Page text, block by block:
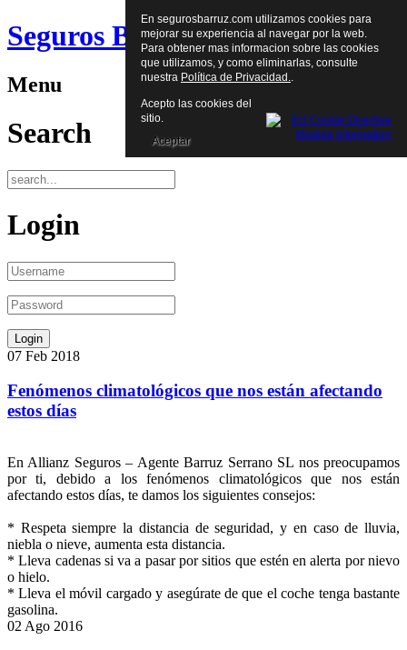
Seguros Barruz
Menu
Search
Login
07 Feb 2018
Fenómenos climatológicos que nos están afectando
estos días
En Allianz Seguros – Agente Barruz Serrano SL nos preocupamos
por ti, debido a los fenómenos climatológicos que nos están
afectando estos días, te damos los siguientes consejos:
* Respeta siempre la distancia de seguridad, y en caso de lluvia,
niebla o nieve, aumenta esta distancia.
* Lleva cadenas si va a pasar por sitios que estén en alerta por nievo
o hielo.
* Lleva el móvil cargado y asegúrate de que el coche tenga bastante
gasolina.
02 Ago 2016
En segurosbarruz.com utilizamos cookies para
mejorar su experiencia al navegar por la web.
Para obtener mas informacion sobre las cookies
que utilizamos, y como eliminarlas, consulte
nuestra Política de Privacidad..
Acepto las cookies del
sitio.
Aceptar